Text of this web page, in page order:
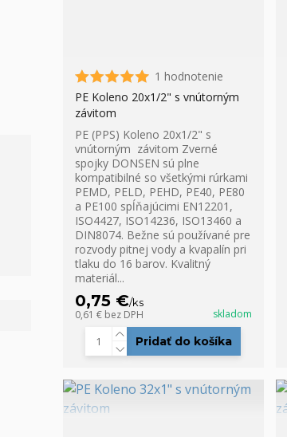
1 hodnotenie
PE Koleno 20x1/2" s vnútorným
závitom
PE (PPS) Koleno 20x1/2" s
vnútorným závitom Zverné
spojky DONSEN sú plne
kompatibilné so všetkými rúrkami
PEMD, PELD, PEHD, PE40, PE80
a PE100 spĺňajúcimi EN12201,
ISO4427, ISO14236, ISO13460 a
DIN8074. Bežne sú používané pre
rozvody pitnej vody a kvapalín pri
tlaku do 16 barov. Kvalitný
materiál...
0,75 €/ks
0,61 € bez DPH skladom
Pridať do košíka